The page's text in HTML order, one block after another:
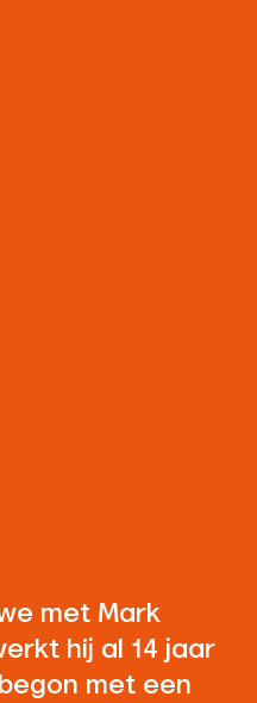
met Mark
hij al 14 jaar
met een